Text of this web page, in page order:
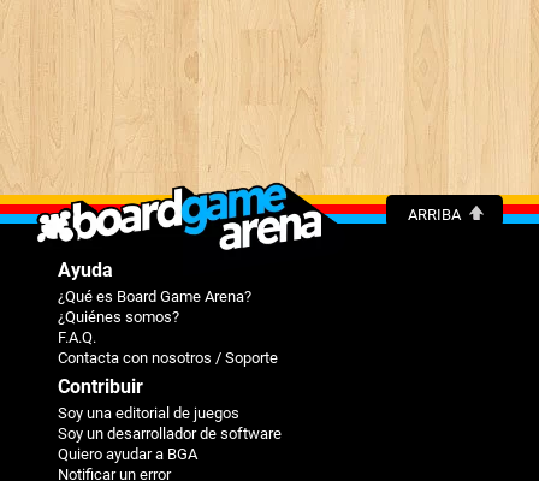
ARRIBA
Ayuda
¿Qué es Board Game Arena?
¿Quiénes somos?
F.A.Q.
Contacta con nosotros / Soporte
Contribuir
Soy una editorial de juegos
Soy un desarrollador de software
Quiero ayudar a BGA
Notificar un error